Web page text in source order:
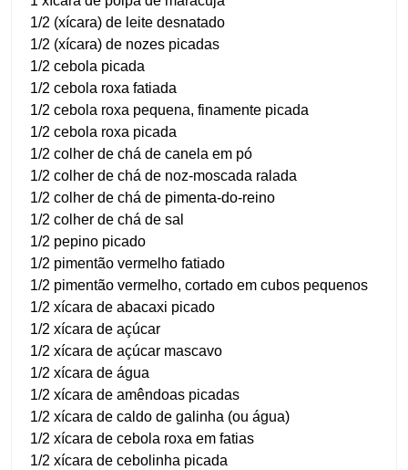
1/2 (xícara) de leite desnatado
1/2 (xícara) de nozes picadas
1/2 cebola picada
1/2 cebola roxa fatiada
1/2 cebola roxa pequena, finamente picada
1/2 cebola roxa picada
1/2 colher de chá de canela em pó
1/2 colher de chá de noz-moscada ralada
1/2 colher de chá de pimenta-do-reino
1/2 colher de chá de sal
1/2 pepino picado
1/2 pimentão vermelho fatiado
1/2 pimentão vermelho, cortado em cubos pequenos
1/2 xícara de abacaxi picado
1/2 xícara de açúcar
1/2 xícara de açúcar mascavo
1/2 xícara de água
1/2 xícara de amêndoas picadas
1/2 xícara de caldo de galinha (ou água)
1/2 xícara de cebola roxa em fatias
1/2 xícara de cebolinha picada